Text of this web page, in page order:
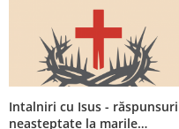
Pedagogie
Poezii
Sanatate
Suport pentru pahar
Tablouri
Tablouri canvas
Termos
Intalniri cu Isus - răspunsuri
neașteptate la marile